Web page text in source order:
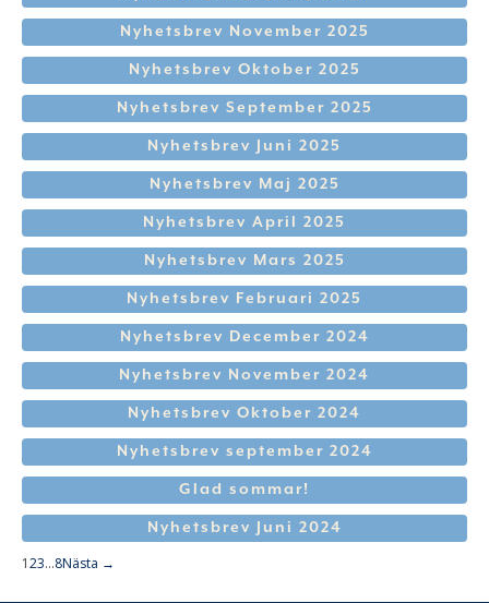
Nyhetsbrev November 2025
Nyhetsbrev Oktober 2025
Nyhetsbrev September 2025
Nyhetsbrev Juni 2025
Nyhetsbrev Maj 2025
Nyhetsbrev April 2025
Nyhetsbrev Mars 2025
Nyhetsbrev Februari 2025
Nyhetsbrev December 2024
Nyhetsbrev November 2024
Nyhetsbrev Oktober 2024
Nyhetsbrev september 2024
Glad sommar!
Nyhetsbrev Juni 2024
123…8Nästa →